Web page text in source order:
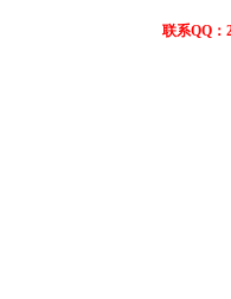
联系QQ：